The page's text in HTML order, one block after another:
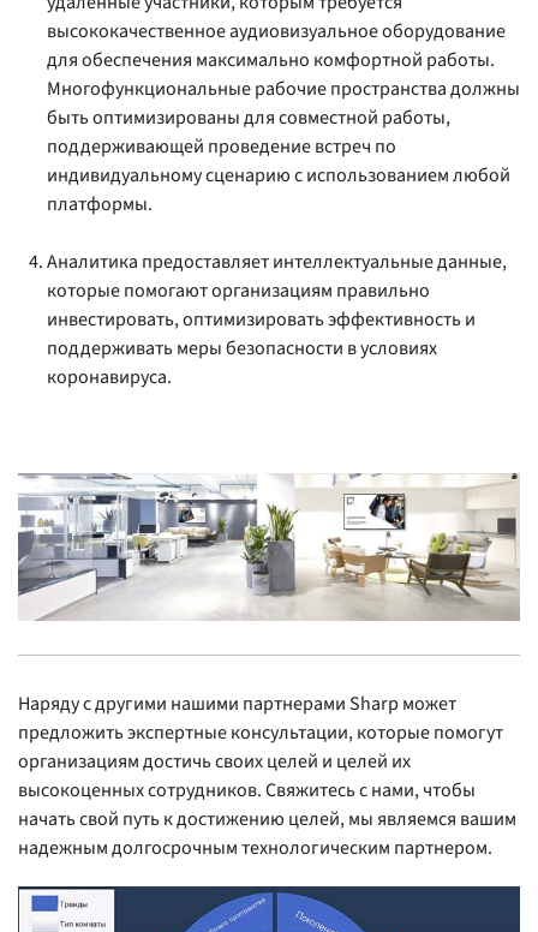
высококачественное аудиовизуальное оборудование
для обеспечения максимально комфортной работы.
Многофункциональные рабочие пространства должны
быть оптимизированы для совместной работы,
поддерживающей проведение встреч по
индивидуальному сценарию с использованием любой
платформы.
Аналитика предоставляет интеллектуальные данные,
которые помогают организациям правильно
инвестировать, оптимизировать эффективность и
поддерживать меры безопасности в условиях
коронавируса.
Наряду с другими нашими партнерами Sharp может
предложить экспертные консультации, которые помогут
организациям достичь своих целей и целей их
высокоценных сотрудников. Свяжитесь с нами, чтобы
начать свой путь к достижению целей, мы являемся вашим
надежным долгосрочным технологическим партнером.